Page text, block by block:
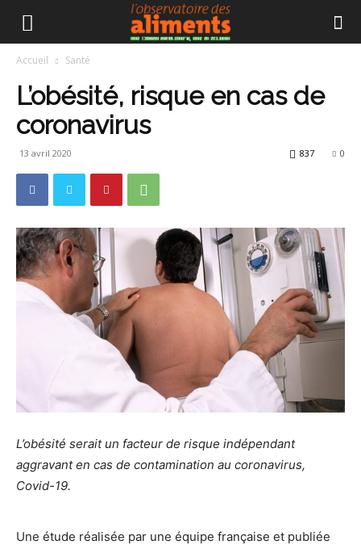
Accueil Santé
L’obésité, risque en cas de
coronavirus
13 avril 2020 0
837
L’obésité serait un facteur de risque indépendant
aggravant en cas de contamination au coronavirus,
Covid-19.
Une étude réalisée par une équipe française et publiée